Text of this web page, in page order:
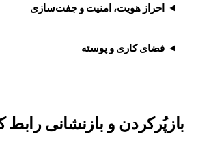
احراز هویت، امنیت و جفت‌سازی
فضای کاری و پوسته
بازپُرکردن و بازنشانی رابط